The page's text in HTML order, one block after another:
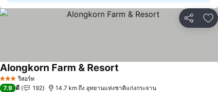
แชร์ เ
3 ดาว รีสอร์ท
Alongkorn Farm & Resort
7.9 ดี 192 14.7 km ถึง อุทยานแห่งชาติแก่งกระจาน